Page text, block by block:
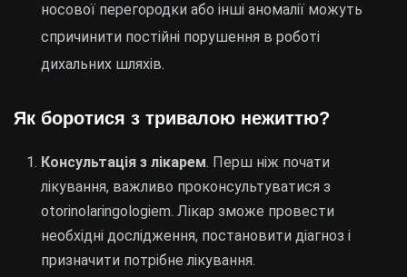
носової перегородки або інші аномалії можуть
спричинити постійні порушення в роботі
дихальних шляхів.
Як боротися з тривалою нежиттю?
Консультація з лікарем. Перш ніж почати
лікування, важливо проконсультуватися з
otorinolaringologiem. Лікар зможе провести
необхідні дослідження, постановити діагноз і
призначити потрібне лікування.